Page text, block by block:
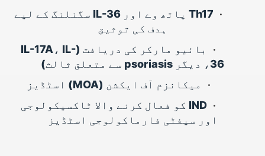
•
Th17 پاتھ وے اور IL-36 سگنلنگ کے لیے
ہدف کی توثیق
•
بائیو مارکر کی دریافت (IL-17A، IL-
36، دیگر psoriasis سے متعلق ثالث)
• میکانزم آف ایکشن (MOA) اسٹڈیز
•
IND کو فعال کرنے والا ٹاکسیکولوجی
اور سیفٹی فارماکولوجی اسٹڈیز